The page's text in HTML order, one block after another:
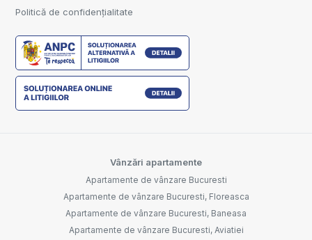
Politică de confidențialitate
Vânzări apartamente
Apartamente de vânzare Bucuresti
Apartamente de vânzare Bucuresti, Floreasca
Apartamente de vânzare Bucuresti, Baneasa
Apartamente de vânzare Bucuresti, Aviatiei